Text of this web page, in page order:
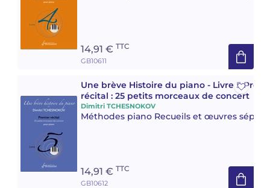
14,91 € TTC
GB10611
Une brève Histoire du piano - Livre 5
récital : 25 petits morceaux de concert
Dimitri TCHESNOKOV
Méthodes piano Recueils et œuvres
14,91 € TTC
GB10612